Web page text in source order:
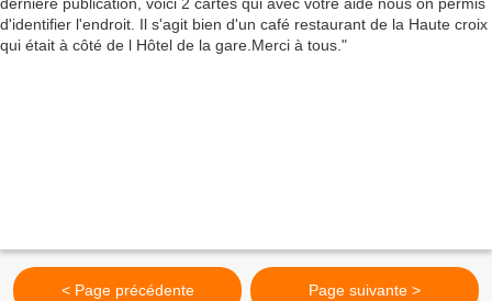
< Page précédente Page suivante >